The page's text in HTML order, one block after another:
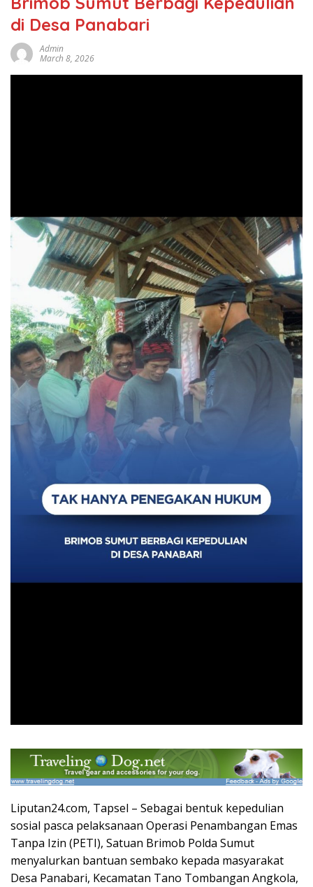
di Desa Panabari
Admin
March 8, 2026
Liputan24.com, Tapsel – Sebagai bentuk kepedulian
sosial pasca pelaksanaan Operasi Penambangan Emas
Tanpa Izin (PETI), Satuan Brimob Polda Sumut
menyalurkan bantuan sembako kepada masyarakat
Desa Panabari, Kecamatan Tano Tombangan Angkola,